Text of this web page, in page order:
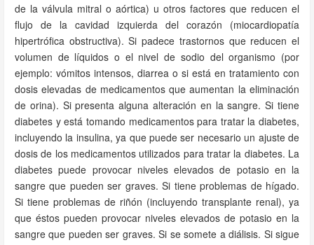
de la válvula mitral o aórtica) u otros factores que reducen el
flujo de la cavidad izquierda del corazón (miocardiopatía
hipertrófica obstructiva). Si padece trastornos que reducen el
volumen de líquidos o el nivel de sodio del organismo (por
ejemplo: vómitos intensos, diarrea o si está en tratamiento con
dosis elevadas de medicamentos que aumentan la eliminación
de orina). Si presenta alguna alteración en la sangre. Si tiene
diabetes y está tomando medicamentos para tratar la diabetes,
incluyendo la insulina, ya que puede ser necesario un ajuste de
dosis de los medicamentos utilizados para tratar la diabetes. La
diabetes puede provocar niveles elevados de potasio en la
sangre que pueden ser graves. Si tiene problemas de hígado.
Si tiene problemas de riñón (incluyendo transplante renal), ya
que éstos pueden provocar niveles elevados de potasio en la
sangre que pueden ser graves. Si se somete a diálisis. Si sigue